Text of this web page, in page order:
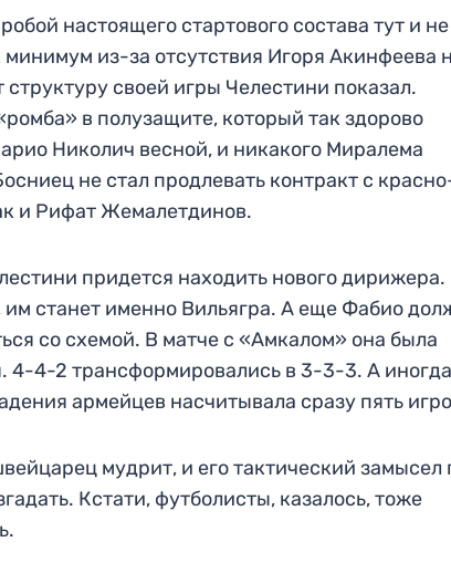
настоящего стартового состава тут и не
минимум из-за отсутствия Игоря Акинфеева
структуру своей игры Челестини показал.
в полузащите, который так здорово
Николич весной, и никакого Миралема
не стал продлевать контракт с
и Рифат Жемалетдинов.
придется находить нового дирижера.
станет именно Вильягра. А еще Фабио
со схемой. В матче с «Амкалом» она была
4-4-2 трансформировались в 3-3-3. А иногда
армейцев насчитывала сразу пять
мудрит, и его тактический замысел
Кстати, футболисты, казалось, тоже